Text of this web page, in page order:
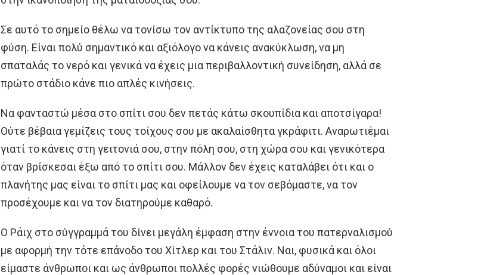
Σε αυτό το σημείο θέλω να τονίσω τον αντίκτυπο της αλαζονείας σου στη
φύση. Είναι πολύ σημαντικό και αξιόλογο να κάνεις ανακύκλωση, να μη
σπαταλάς το νερό και γενικά να έχεις μια περιβαλλοντική συνείδηση, αλλά σε
πρώτο στάδιο κάνε πιο απλές κινήσεις.
Να φανταστώ μέσα στο σπίτι σου δεν πετάς κάτω σκουπίδια και αποτσίγαρα!
Ούτε βέβαια γεμίζεις τους τοίχους σου με ακαλαίσθητα γκράφιτι. Αναρωτιέμαι
γιατί το κάνεις στη γειτονιά σου, στην πόλη σου, στη χώρα σου και γενικότερα
όταν βρίσκεσαι έξω από το σπίτι σου. Μάλλον δεν έχεις καταλάβει ότι και ο
πλανήτης μας είναι το σπίτι μας και οφείλουμε να τον σεβόμαστε, να τον
προσέχουμε και να τον διατηρούμε καθαρό.
Ο Ράιχ στο σύγγραμμά του δίνει μεγάλη έμφαση στην έννοια του πατερναλισμού
με αφορμή την τότε επάνοδο του Χίτλερ και του Στάλιν. Ναι, φυσικά και όλοι
είμαστε άνθρωποι και ως άνθρωποι πολλές φορές νιώθουμε αδύναμοι και είναι